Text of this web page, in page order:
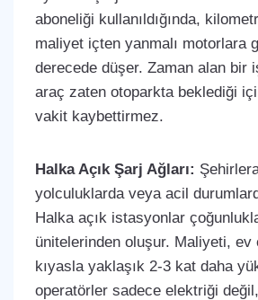
aboneliği kullanıldığında,
maliyet içten yanmalı motorlara
derecede düşer. Zaman alan bir
araç zaten otoparkta beklediği
vakit kaybettirmez.
Halka Açık Şarj Ağları:
yolculuklarda veya acil
Halka açık istasyonlar
ünitelerinden oluşur. Maliyeti, ev
kıyasla yaklaşık 2-3 kat daha
operatörler sadece elektriği